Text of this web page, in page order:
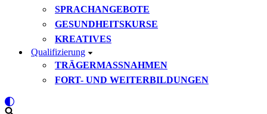
SPRACHANGEBOTE
GESUNDHEITSKURSE
KREATIVES
Qualifizierung
TRÄGERMASSNAHMEN
FORT- UND WEITERBILDUNGEN